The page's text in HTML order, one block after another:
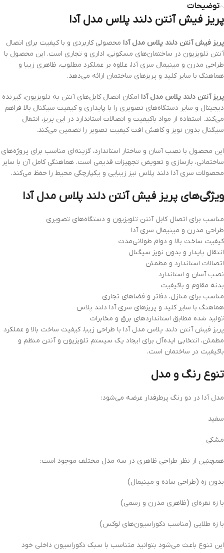
توضیحات
پریز فیش آنتن دلند پلاس مدل آدا
پریز فیش آنتن دلند پلاس مدل آدا محصولی کاربردی و با کیفیت برای اتصال
آنتن تلویزیون در ساختمان‌های مسکونی، اداری و تجاری است. این محصول با
طراحی مدرن و مینیمال سری آدا، علاوه بر عملکرد مطلوب، ظاهری زیبا و
هماهنگ با سایر کلید و پریزهای ساختمان ارائه می‌دهد.
پریز آنتن دلند پلاس مدل آدا امکان اتصال کابل‌های آنتن به تلویزیون، گیرنده
دیجیتال و سایر دستگاه‌های تصویری را با پایداری و کیفیت سیگنال بالا فراهم
می‌کند. استفاده از مواد باکیفیت و اتصالات استاندارد در این پریز، انتقال
سیگنال بدون نویز و کاهش افت کیفیت تصویر را تضمین می‌کند.
این محصول با نصب آسان و ساختار استاندارد، گزینه‌ای مناسب برای پروژه‌های
ساختمانی، بازسازی و تعویض تجهیزات قدیمی است. هماهنگی کامل آن با سایر
محصولات سری آدا دلند پلاس نیز زیبایی و یکپارچگی محیط را حفظ می‌کند.
ویژگی‌های پریز فیش آنتن دلند پلاس مدل آدا
مناسب برای اتصال کابل آنتن تلویزیون و دستگاه‌های تصویری
طراحی مدرن و مینیمال سری آدا
کیفیت ساخت بالا و دوام طولانی‌مدت
انتقال پایدار و بدون نویز سیگنال
اتصالات استاندارد و مطمئن
نصب آسان و استاندارد
بدنه مقاوم و باکیفیت
مناسب برای منازل، دفاتر و فضاهای تجاری
هماهنگ با سایر کلید و پریزهای سری آدا دلند پلاس
تولید شده مطابق استانداردهای برق و مخابرات
پریز فیش آنتن دلند پلاس مدل آدا با طراحی زیبا، کیفیت ساخت بالا و عملکرد
مطمئن، انتخابی ایده‌آل برای ایجاد یک سیستم تلویزیون و آنتن منظم و
باکیفیت در ساختمان است.
تنوع رنگ و مدل
مدل آدا در دو رنگ پرطرفدار عرضه می‌شود:
سفید
مشکی
همچنین از نظر طراحی ظاهری در سه مدل مختلف موجود است:
بدون زه (طراحی ساده و مینیمال)
با زه نقره‌ای (ظاهری مدرن و رسمی)
با زه طلایی (مناسب دکوراسیون‌های لوکس)
این تنوع باعث می‌شود بتوانید متناسب با سبک دکوراسیون داخلی خود